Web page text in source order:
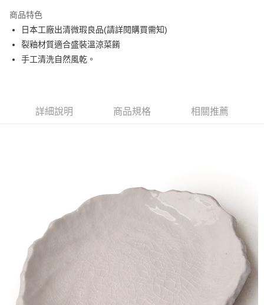
運送方式
黑貓本島宅配
每筆NT$360
商品特色
日本工廠出清微瑕良品(請詳閱購買需知)
裂釉材質適合盛裝溫涼菜餚
手工清洗自然風乾。
詳細說明 商品規格 相關推薦